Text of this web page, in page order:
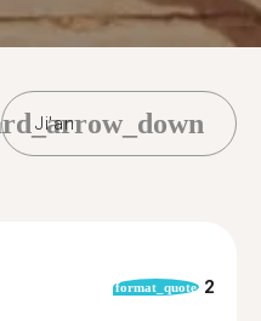
Ji'an
format_quote 2